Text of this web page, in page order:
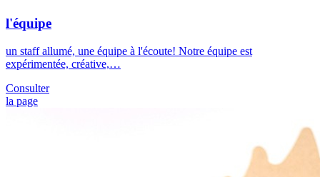
l'équipe
un staff allumé, une équipe à l'écoute! Notre équipe est
expérimentée, créative,…
Consulter
la page